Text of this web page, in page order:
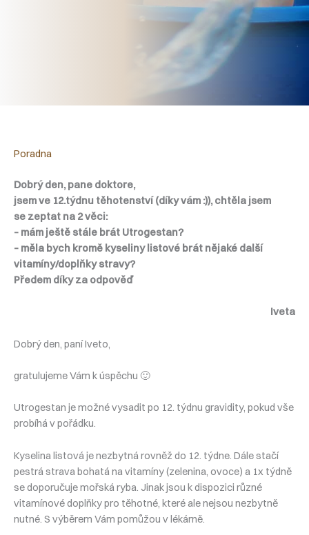
Poradna
Dobrý den, pane doktore,
jsem ve 12.týdnu těhotenství (díky vám :)), chtěla jsem
se zeptat na 2 věci:
– mám ještě stále brát Utrogestan?
– měla bych kromě kyseliny listové brát nějaké další
vitamíny/doplňky stravy?
Předem díky za odpověď
Iveta
Dobrý den, paní Iveto,
gratulujeme Vám k úspěchu 🙂
Utrogestan je možné vysadit po 12. týdnu gravidity, pokud vše
probíhá v pořádku.
Kyselina listová je nezbytná rovněž do 12. týdne. Dále stačí
pestrá strava bohatá na vitamíny (zelenina, ovoce) a 1x týdně
se doporučuje mořská ryba. Jinak jsou k dispozici různé
vitamínové doplňky pro těhotné, které ale nejsou nezbytně
nutné. S výběrem Vám pomůžou v lékárně.